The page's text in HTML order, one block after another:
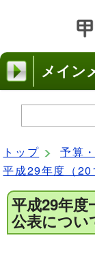
メイン
トップ
予算
平成29年度（
平成29年度
公表につい